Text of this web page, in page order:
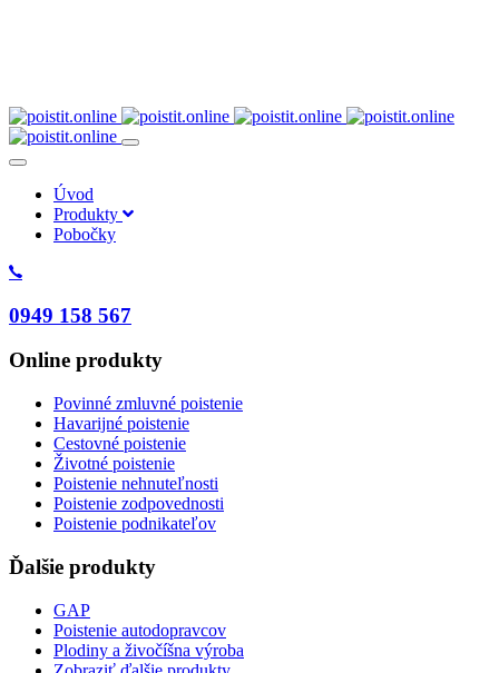
Toggle
Toggle
navigationÚvod
Produkty
Pobočky
0949 158 567
Online produkty
Povinné zmluvné poistenie
Havarijné poistenie
Cestovné poistenie
Životné poistenie
Poistenie nehnuteľnosti
Poistenie zodpovednosti
Poistenie podnikateľov
Ďalšie produkty
GAP
Poistenie autodopravcov
Plodiny a živočíšna výroba